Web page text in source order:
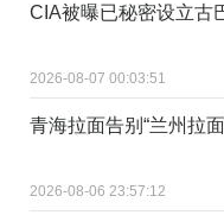
CIA被曝已秘密设立古
2026-08-07 00:03:51
青海拉面告别“兰州拉
2026-08-06 23:57:12